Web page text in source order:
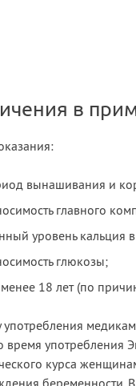
в
вынашивания и
главного
уровень кальция
глюкозы;
менее 18 лет (по
время употребления
курса